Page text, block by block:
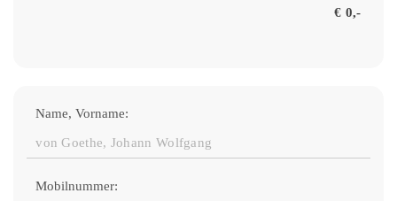
Name, Vorname:
Mobilnummer: